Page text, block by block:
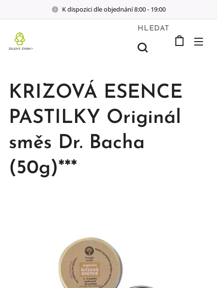
K dispozici dle objednání 8:00 - 19:00
HLEDAT
KRIZOVÁ ESENCE
PASTILKY Originál
směs Dr. Bacha
(50g)***